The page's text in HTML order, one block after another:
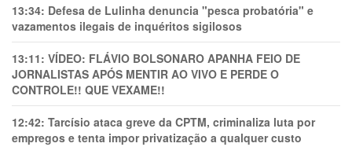
13:34: Defesa de Lulinha denuncia "pesca probatória" e
vazamentos ilegais de inquéritos sigilosos
13:11: VÍDEO: FLÁVIO BOLSONARO APANHA FEIO DE
JORNALISTAS APÓS MENTIR AO VIVO E PERDE O
CONTROLE!! QUE VEXAME!!
12:42: Tarcísio ataca greve da CPTM, criminaliza luta por
empregos e tenta impor privatização a qualquer custo